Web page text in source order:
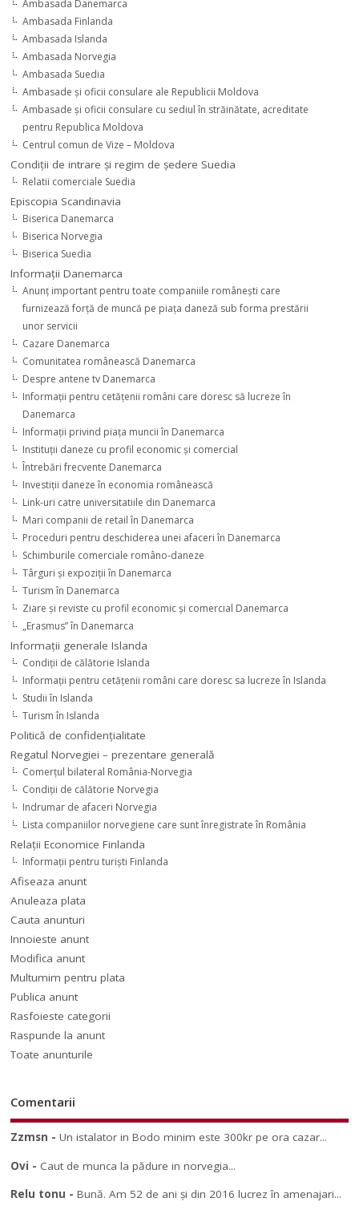
Ambasada Danemarca
Ambasada Finlanda
Ambasada Islanda
Ambasada Norvegia
Ambasada Suedia
Ambasade şi oficii consulare ale Republicii Moldova
Ambasade şi oficii consulare cu sediul în străinătate, acreditate
pentru Republica Moldova
Centrul comun de Vize – Moldova
Condiţii de intrare şi regim de şedere Suedia
Relatii comerciale Suedia
Episcopia Scandinavia
Biserica Danemarca
Biserica Norvegia
Biserica Suedia
Informaţii Danemarca
Anunţ important pentru toate companiile româneşti care
furnizează forţă de muncă pe piaţa daneză sub forma prestării
unor servicii
Cazare Danemarca
Comunitatea românească Danemarca
Despre antene tv Danemarca
Informaţii pentru cetăţenii români care doresc să lucreze în
Danemarca
Informaţii privind piaţa muncii în Danemarca
Instituţii daneze cu profil economic şi comercial
Întrebări frecvente Danemarca
Investiţii daneze în economia românească
Link-uri catre universitatiile din Danemarca
Mari companii de retail în Danemarca
Proceduri pentru deschiderea unei afaceri în Danemarca
Schimburile comerciale româno-daneze
Târguri şi expoziţii în Danemarca
Turism în Danemarca
Ziare şi reviste cu profil economic şi comercial Danemarca
„Erasmus” în Danemarca
Informaţii generale Islanda
Condiţii de călătorie Islanda
Informaţii pentru cetăţenii români care doresc sa lucreze în Islanda
Studii în Islanda
Turism în Islanda
Politică de confidențialitate
Regatul Norvegiei – prezentare generală
Comerţul bilateral România-Norvegia
Condiții de călătorie Norvegia
Indrumar de afaceri Norvegia
Lista companiilor norvegiene care sunt înregistrate în România
Relaţii Economice Finlanda
Informaţii pentru turişti Finlanda
Afiseaza anunt
Anuleaza plata
Cauta anunturi
Innoieste anunt
Modifica anunt
Multumim pentru plata
Publica anunt
Rasfoieste categorii
Raspunde la anunt
Toate anunturile
Comentarii
Zzmsn -Un istalator in Bodo minim este 300kr pe ora cazar...
Ovi - Caut de munca la pădure in norvegia...
Relu tonu -Bună. Am 52 de ani și din 2016 lucrez în amenajari...